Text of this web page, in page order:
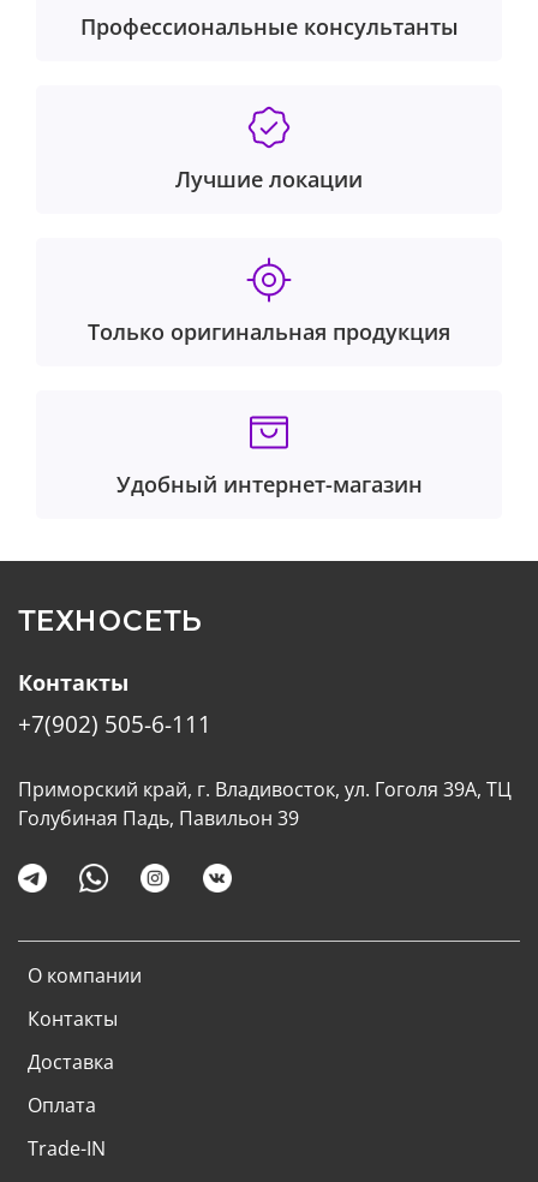
Профессиональные консультанты
Лучшие локации
Только оригинальная продукция
Удобный интернет-магазин
ТЕХНОСЕТЬ
О компании
Контакты
Доставка
Оплата
Trade-IN
Контакты
+7(902) 505-6-111
Приморский край, г. Владивосток, ул. Гоголя 39А, ТЦ
Голубиная Падь, Павильон 39